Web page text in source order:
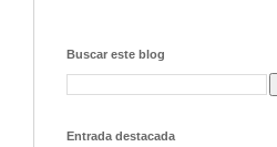
Buscar este blog
Entrada destacada